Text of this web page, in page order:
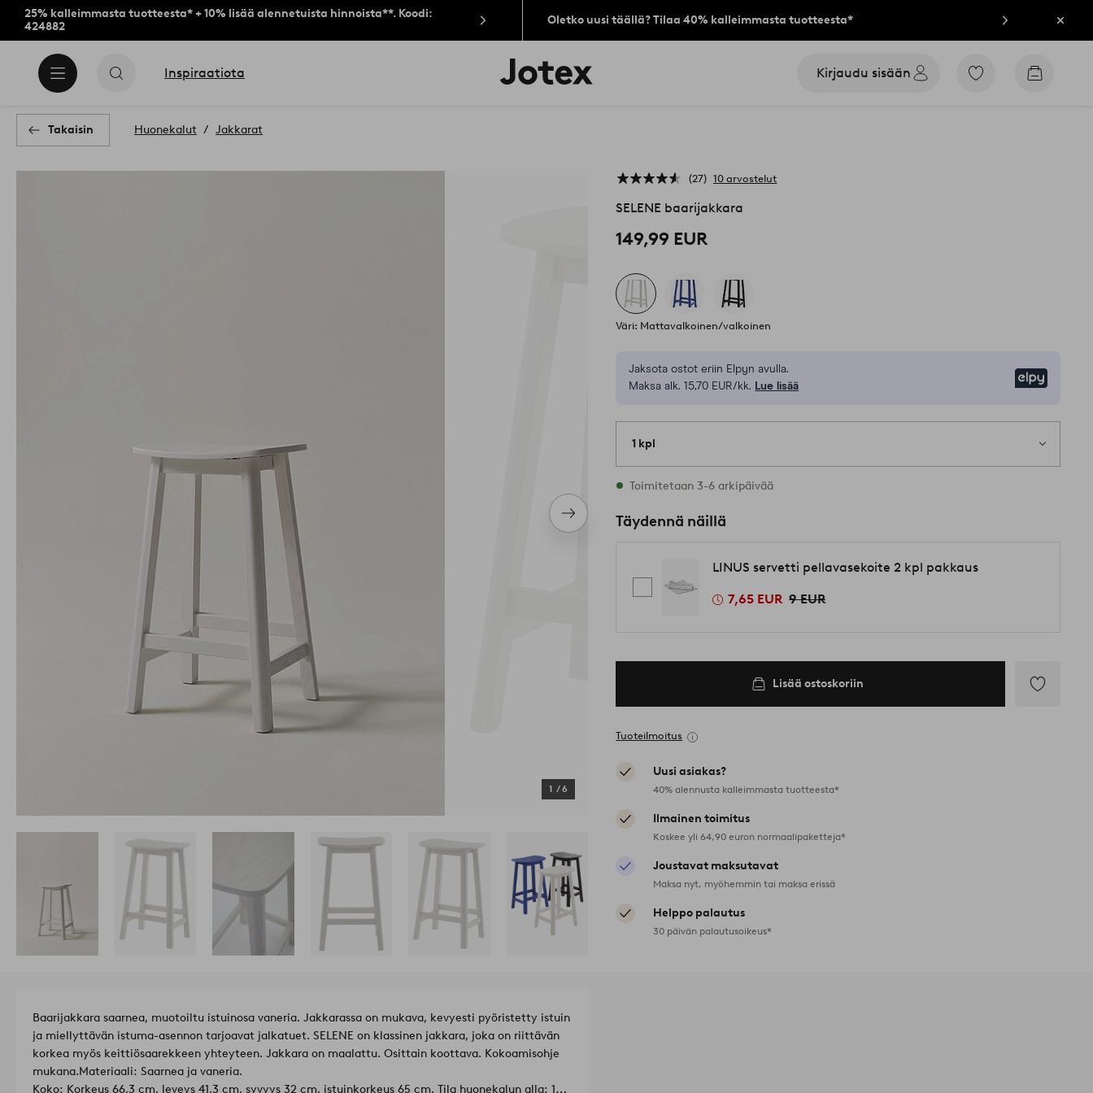
25% kalleimmasta tuotteesta* + 10% lisää alennetuista hinnoista**. Koodi:
424882
Oletko uusi täällä? Tilaa 40% kalleimmasta tuotteesta* Sulje
Inspiraatiota
Jotex-
logo
Kirjaudu sisään
Siirry
Siirry
Takaisin Huonekalut Jakkarat
Seuraava
tuote
1 /6
27 10 arvostelut
SELENE baarijakkara
149,99 EUR
Väri: Mattavalkoinen/valkoinen
Jaksota ostot eriin Elpyn avulla.
Maksa alk. 15,70 EUR/kk. Lue lisää
1 kpl
Varastossa
Toimitetaan 3-6 arkipäivää
Täydennä näillä
LINUS servetti pellavasekoite 2 kpl pakkaus
7,65 EUR 9 EUR
Lisää ostoskoriin
Tuoteilmoitus
Uusi asiakas?
40% alennusta kalleimmasta tuotteesta*
Ilmainen toimitus
Koskee yli 64,90 euron normaalipaketteja*
Joustavat maksutavat
Maksa nyt, myöhemmin tai maksa erissä
Helppo palautus
30 päivän palautusoikeus*
Baarijakkara saarnea, muotoiltu istuinosa vaneria. Jakkarassa on mukava, kevyesti pyöristetty istuin
ja miellyttävän istuma-asennon tarjoavat jalkatuet. SELENE on klassinen jakkara, joka on riittävän
korkea myös keittiösaarekkeen yhteyteen. Jakkara on maalattu. Osittain koottava. Kokoamisohje
mukana.Materiaali: Saarnea ja vaneria.
Koko: Korkeus 66,3 cm, leveys 41,3 cm, syvyys 32 cm, istuinkorkeus 65 cm. Tila huonekalun alla: 12